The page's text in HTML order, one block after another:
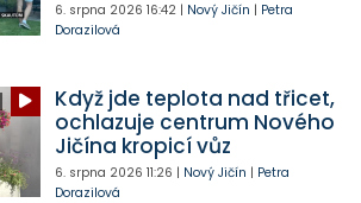
6. srpna 2026 16:42| Nový Jičín | Petra
Dorazilová
Když jde teplota nad třicet,
ochlazuje centrum Nového
Jičína kropicí vůz
6. srpna 2026 11:26 | Nový Jičín | Petra
Dorazilová